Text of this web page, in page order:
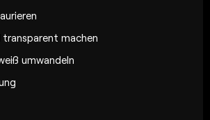
machen
umwandeln